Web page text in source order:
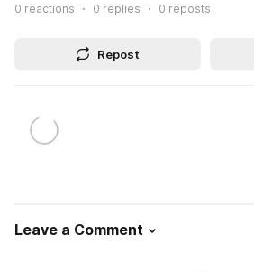
0 reactions 0 replies 0 reposts
Repost
Leave a Comment